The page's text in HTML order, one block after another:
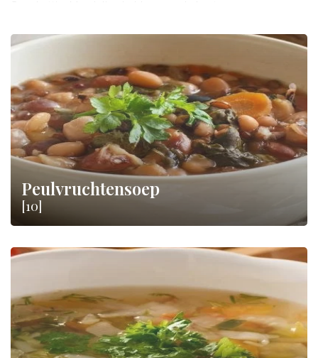
te vinden om thuis te genieten van een heerlijk moment van
ontspanning.
Peulvruchtensoep
[10]